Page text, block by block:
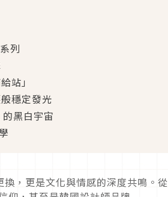
列
站」
穩定發光
黑白宇宙
，更是文化與情感的深度共鳴。從